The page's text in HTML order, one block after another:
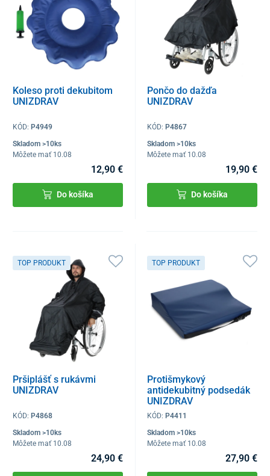
Koleso proti dekubitom
UNIZDRAV
KÓD: P4949
Skladom >10ks
Môžete mať 10.08
12,90 €
Do košíka
Pončo do dažďa
UNIZDRAV
KÓD:P4867
Skladom >10ks
Môžete mať 10.08
19,90 €
Do košíka
TOP PRODUKT
Pršiplášť s rukávmi
UNIZDRAV
KÓD: P4868
Skladom >10ks
Môžete mať 10.08
24,90 €
TOP PRODUKT
Protišmykový
antidekubitný podsedák
UNIZDRAV
KÓD:P4411
Skladom >10ks
Môžete mať 10.08
27,90 €